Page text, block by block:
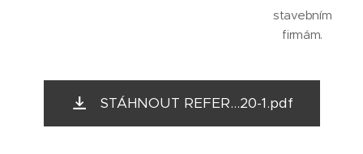
stavebním
firmám.
STÁHNOUT REFER...20-1.pdf